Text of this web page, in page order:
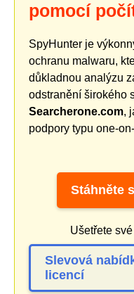
pomocí
SpyHunter je
ochranu malwaru,
důkladnou analýzu
odstranění širokého
Searcherone.com,
podpory typu one-
Stáhněte
Ušetřete
Slevová
licencí